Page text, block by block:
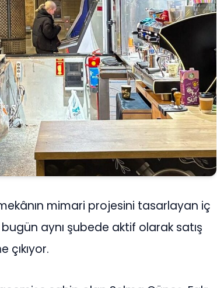
mimari projesini tasarlayan iç
aynı şubede aktif olarak satış
çıkıyor.